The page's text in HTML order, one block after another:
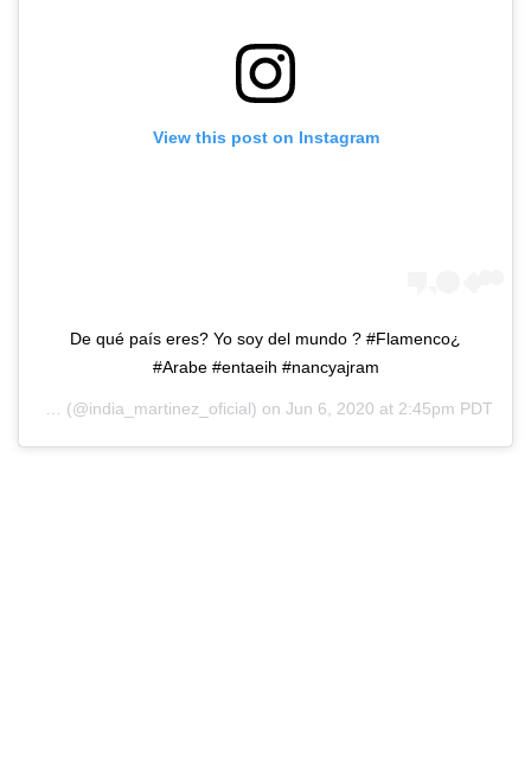
View this post on Instagram
¿De qué país eres? Yo soy del mundo ? #Flamenco
#Arabe #entaeih #nancyajram
(@india_martinez_oficial) on Jun 6, 2020 at 2:45pm PDT